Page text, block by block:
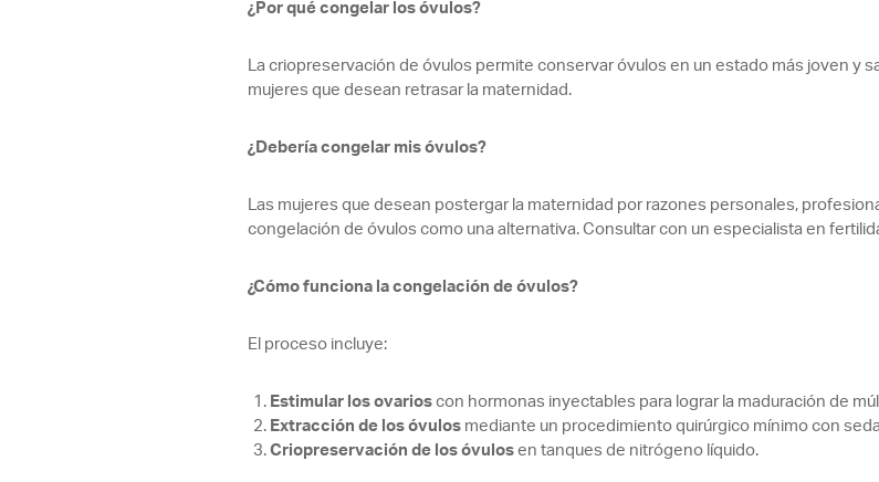
¿Por qué congelar los óvulos?
La criopreservación de óvulos permite conservar óvulos en un estado más joven y
mujeres que desean retrasar la maternidad.
¿Debería congelar mis óvulos?
Las mujeres que desean postergar la maternidad por razones personales,
congelación de óvulos como una alternativa. Consultar con un especialista en
¿Cómo funciona la congelación de óvulos?
El proceso incluye:
Estimular los ovarioscon hormonas inyectables para lograr la maduración de
Extracción de los óvulosmediante un procedimiento quirúrgico mínimo con
Criopreservación de los óvulosen tanques de nitrógeno líquido.